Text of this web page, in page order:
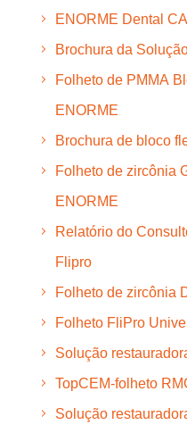
ENORME Dental
Brochura da
Folheto de PMMA
ENORME
Brochura de bloco
Folheto de zircônia
ENORME
Relatório do
Flipro
Folheto de zircônia
Folheto FliPro
Solução
TopCEM-folheto
Solução